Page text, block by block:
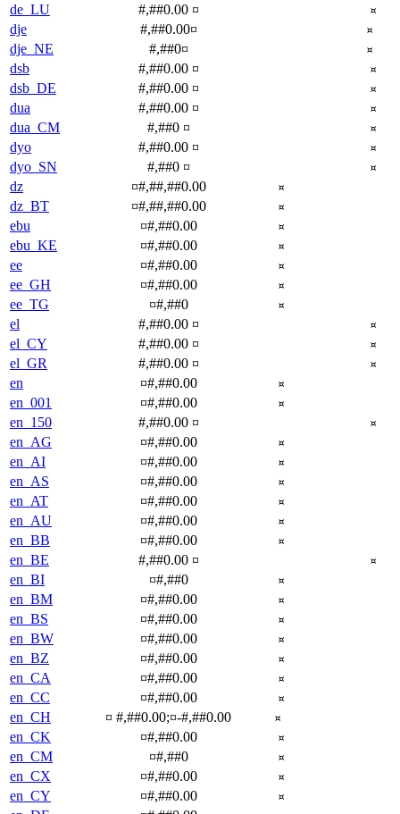
de_LU #,##0.00 ¤ ¤
dje #,##0.00¤ ¤
dje_NE #,##0¤ ¤
dsb #,##0.00 ¤ ¤
dsb_DE #,##0.00 ¤ ¤
dua #,##0.00 ¤ ¤
dua_CM #,##0 ¤ ¤
dyo #,##0.00 ¤ ¤
dyo_SN #,##0 ¤ ¤
dz ¤#,##,##0.00 ¤
dz_BT ¤#,##,##0.00 ¤
ebu ¤#,##0.00 ¤
ebu_KE ¤#,##0.00 ¤
ee ¤#,##0.00 ¤
ee_GH ¤#,##0.00 ¤
ee_TG ¤#,##0 ¤
el #,##0.00 ¤ ¤
el_CY #,##0.00 ¤ ¤
el_GR #,##0.00 ¤ ¤
en ¤#,##0.00 ¤
en_001 ¤#,##0.00 ¤
en_150 #,##0.00 ¤ ¤
en_AG ¤#,##0.00 ¤
en_AI ¤#,##0.00 ¤
en_AS ¤#,##0.00 ¤
en_AT ¤#,##0.00 ¤
en_AU ¤#,##0.00 ¤
en_BB ¤#,##0.00 ¤
en_BE #,##0.00 ¤ ¤
en_BI ¤#,##0 ¤
en_BM ¤#,##0.00 ¤
en_BS ¤#,##0.00 ¤
en_BW ¤#,##0.00 ¤
en_BZ ¤#,##0.00 ¤
en_CA ¤#,##0.00 ¤
en_CC ¤#,##0.00 ¤
en_CH ¤ #,##0.00;¤-#,##0.00 ¤
en_CK ¤#,##0.00 ¤
en_CM ¤#,##0 ¤
en_CX ¤#,##0.00 ¤
en_CY ¤#,##0.00 ¤